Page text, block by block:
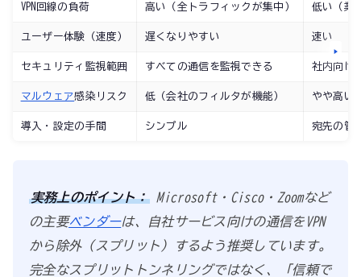
VPN回線の負荷 高い（全トラフィックが集中） 低い（業
ユーザー体験（速度） 遅くなりやすい 速い
セキュリティ監視範囲 すべての通信を監視できる 社内向け
マルウェア感染リスク 低（会社のフィルタが機能） やや高い
導入・設定の手間 シンプル 宛先の管
実務上のポイント： Microsoft・Cisco・Zoomなど
の主要ベンダーは、自社サービス向けの通信をVPN
から除外（スプリット）するよう推奨しています。
完全なスプリットトンネリングではなく、「信頼で